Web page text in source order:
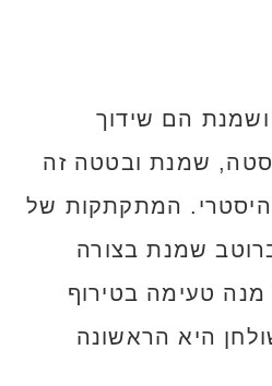
הם שידוך
שמנת ובטטה זה
המתקתקות של
שמנת בצורה
טעימה בטירוף
היא הראשונה